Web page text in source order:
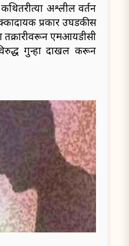
अश्लील वर्तन
प्रकार उघडकीस
एमआयडीसी
गुन्हा दाखल करून